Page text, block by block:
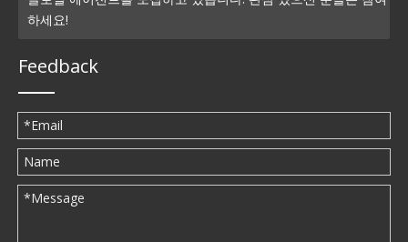
하세요!
Feedback